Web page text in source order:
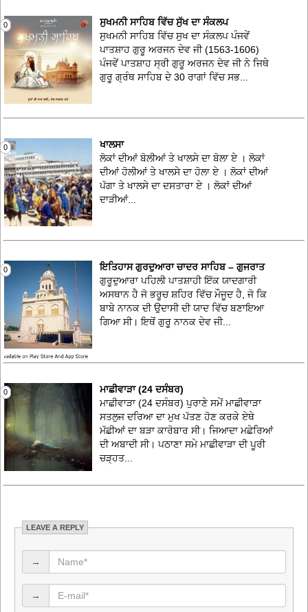
0
ਸੁਖਮਨੀ ਸਾਹਿਬ ਵਿੱਚ ਸੁੱਖ ਦਾ ਸੰਕਲਪ
ਸੁਖਮਨੀ ਸਾਹਿਬ ਵਿੱਚ ਸੁਖ ਦਾ ਸੰਕਲਪ ਪੰਜਵੇਂ
ਪਾਤਸ਼ਾਹ ਗੁਰੂ ਅਰਜਨ ਦੇਵ ਜੀ (1563-1606)
ਪੰਜਵੇਂ ਪਾਤਸ਼ਾਹ ਸ੍ਰੀ ਗੁਰੂ ਅਰਜਨ ਦੇਵ ਜੀ ਨੇ ਜਿਥੇ
ਗੁਰੂ ਗ੍ਰੰਥ ਸਾਹਿਬ ਦੇ 30 ਰਾਗਾਂ ਵਿੱਚ ਸਭ...
0
ਖਾਲਸਾ
ਲੋਕਾਂ ਦੀਆਂ ਬੋਲੀਆਂ ਤੇ ਖਾਲਸੇ ਦਾ ਬੋਲਾ ਏ । ਲੋਕਾਂ
ਦੀਆਂ ਹੋਲੀਆਂ ਤੇ ਖਾਲਸੇ ਦਾ ਹੋਲਾ ਏ । ਲੋਕਾਂ ਦੀਆਂ
ਪੱਗਾ ਤੇ ਖਾਲਸੇ ਦਾ ਦਸਤਾਰਾ ਏ । ਲੋਕਾਂ ਦੀਆਂ
ਦਾੜੀਆਂ...
0
ਇਤਿਹਾਸ ਗੁਰਦੁਆਰਾ ਚਾਦਰ ਸਾਹਿਬ – ਗੁਜਰਾਤ
ਗੁਰੂਦੁਆਰਾ ਪਹਿਲੀ ਪਾਤਸ਼ਾਹੀ ਇੱਕ ਯਾਦਗਾਰੀ
ਅਸਥਾਨ ਹੈ ਜੋ ਭਰੂਚ ਸ਼ਹਿਰ ਵਿੱਚ ਮੌਜੂਦ ਹੈ, ਜੋ ਕਿ
ਬਾਬੇ ਨਾਨਕ ਦੀ ਉਦਾਸੀ ਦੀ ਯਾਦ ਵਿੱਚ ਬਣਾਇਆ
ਗਿਆ ਸੀ। ਇਥੋਂ ਗੁਰੂ ਨਾਨਕ ਦੇਵ ਜੀ...
0
ਮਾਛੀਵਾੜਾ (24 ਦਸੰਬਰ)
ਮਾਛੀਵਾੜਾ (24 ਦਸੰਬਰ) ਪੁਰਾਣੇ ਸਮੇਂ ਮਾਛੀਵਾੜਾ
ਸਤਲੁਜ ਦਰਿਆ ਦਾ ਮੁਖ ਪੱਤਣ ਹੋਣ ਕਰਕੇ ਏਥੇ
ਮੱਛੀਆਂ ਦਾ ਬੜਾ ਕਾਰੋਬਾਰ ਸੀ। ਜਿਆਦਾ ਮਛੇਰਿਆਂ
ਦੀ ਅਬਾਦੀ ਸੀ। ਪਠਾਣਾ ਸਮੇ ਮ‍ਾਛੀਵਾੜਾ ਦੀ ਪੂਰੀ
ਚੜ੍ਹਤ...
LEAVE A REPLY
→
→